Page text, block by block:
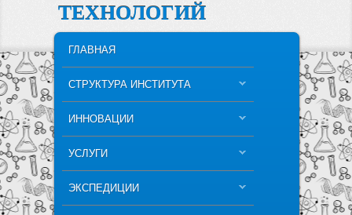
ТЕХНОЛОГИЙ
SKIP TO PRIMARY CONTENT
SKIP TO SECONDARY CONTENT
ГЛАВНАЯ
СТРУКТУРА ИНСТИТУТА
ИННОВАЦИИ
УСЛУГИ
ЭКСПЕДИЦИИ